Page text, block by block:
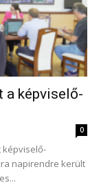
a képviselő-
0
képviselő-
napirendre került